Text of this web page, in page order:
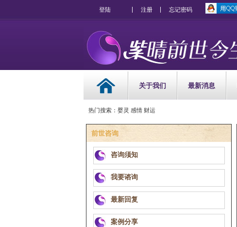
登陆 注册 忘记密码
关于我们 最新消息
热门搜索：婴灵 感情 财运
前世咨询
咨询须知
我要谘询
最新回复
案例分享